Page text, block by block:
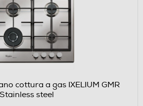
cottura a gas IXELIUM GMR
steel